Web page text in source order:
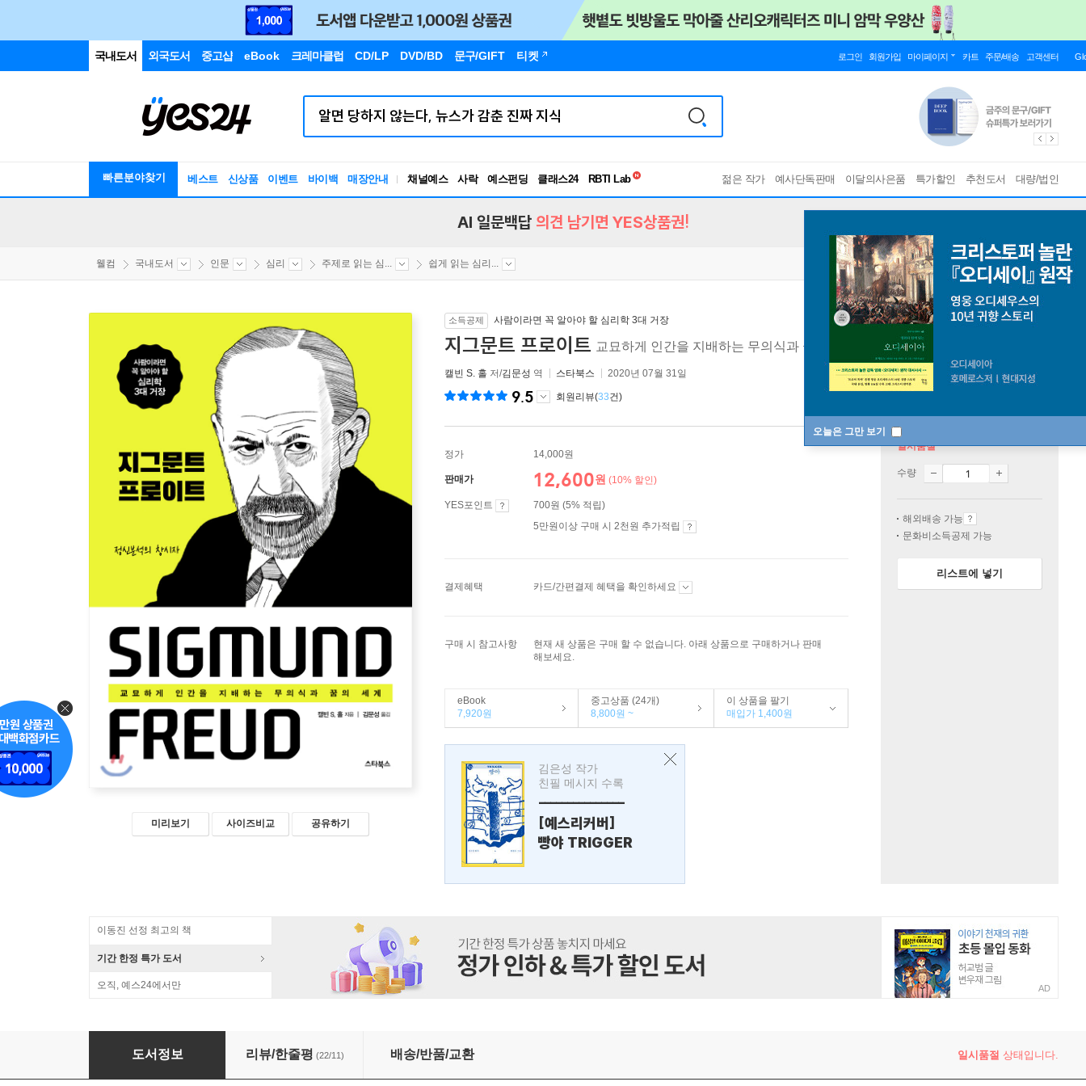
국내도서 외국도서 중고샵 eBook 크레마클럽 CD/LP DVD/BD 문구/GIFT 티켓 로그인 회원가입 마이페이지 카트 주문/배송 고객센터
빠른분야찾기 베스트 신상품 이벤트 바이백 매장안내 채널예스 사락 예스펀딩 클래스24
독서유형검사
젊은 작가 예사단독판매 이달의사은품 특가할인 추천도서 대량/법인
오늘은 그만 보기
AI 일문백답 의견 남기면 YES상품권!
웰컴 국내도서 인문 심리 주제로 읽는 심... 쉽게 읽는 심리...
미리보기 사이즈비교 공유하기
소득공제 사람이라면 꼭 알아야 할 심리학 3대 거장
지그문트 프로이트 교묘하게 인간을 지배하는 무의식과 꿈의 세계
캘빈 S. 홀 저/김문성 역 스타북스 2020년 07월 31일
9.5 회원리뷰(33건)
정가 14,000원
판매가 12,600원 (10% 할인)
YES포인트
700원 (5% 적립)
5만원이상 구매 시 2천원 추가적립
결제혜택 카드/간편결제 혜택을 확인하세요
구매 시 참고사항
현재 새 상품은 구매 할 수 없습니다. 아래 상품으로 구매하거나 판매
해보세요.
eBook
7,920원
중고상품 (24개)
8,800원 ~
이 상품을 팔기
매입가 1,400원
김은성 작가
친필 메시지 수록
---------------
[예스리커버]
빵야 TRIGGER
일시품절
수량
해외배송 가능
문화비소득공제 가능
리스트에 넣기
이동진 선정 최고의 책
기간 한정 특가 도서
오직, 예스24에서만 AD
지그문트 프로이트
도서정보 리뷰/한줄평 (22/11) 배송/반품/교환 일시품절 상태입니다.